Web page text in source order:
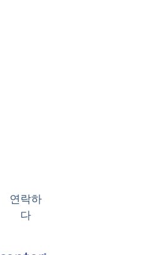
연락하
다